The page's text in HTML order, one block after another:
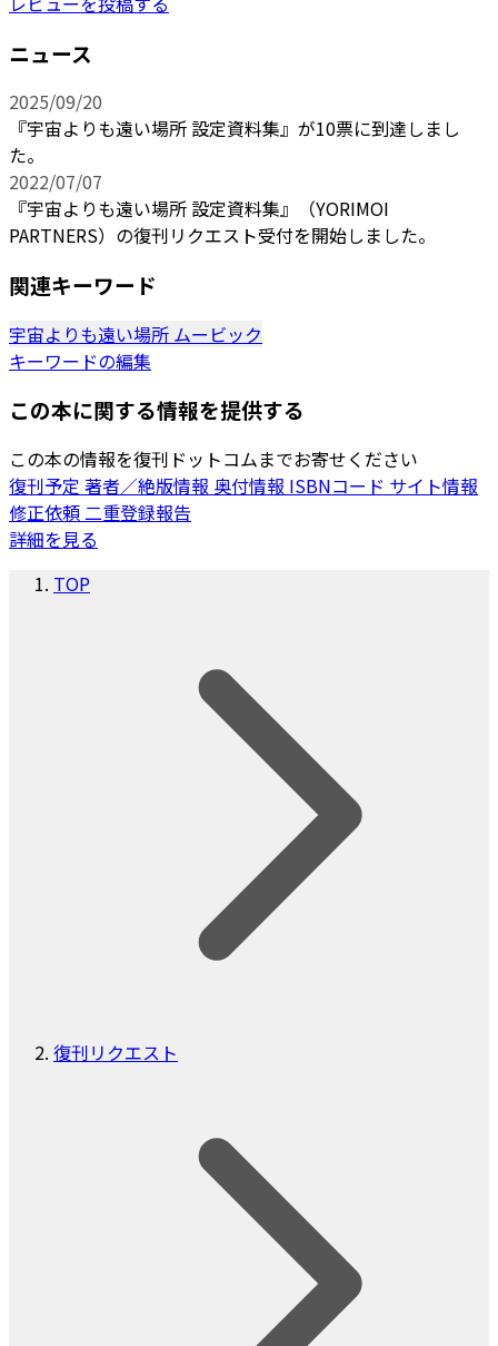
ニュース
2025/09/20
『宇宙よりも遠い場所 設定資料集』が10票に到達しまし
た。
2022/07/07
『宇宙よりも遠い場所 設定資料集』（YORIMOI
PARTNERS）の復刊リクエスト受付を開始しました。
関連キーワード
宇宙よりも遠い場所 ムービック
キーワードの編集
この本に関する情報を提供する
この本の情報を復刊ドットコムまでお寄せください
復刊予定 著者／絶版情報 奥付情報 ISBNコード サイト情報
修正依頼二重登録報告
詳細を見る
TOP
復刊リクエスト